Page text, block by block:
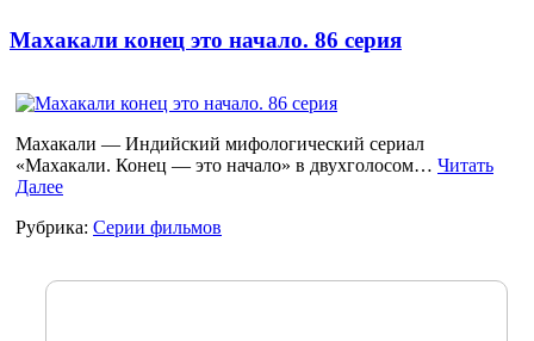
Махакали конец это начало. 86 серия
Махакали — Индийский мифологический сериал
«Махакали. Конец — это начало» в двухголосом… Читать
Далее
Рубрика: Серии фильмов